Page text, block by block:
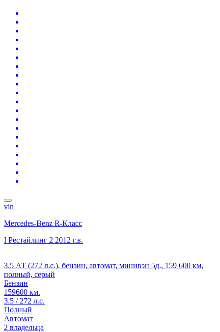
vin
Mercedes-Benz R-Класс
I Рестайлинг 2 2012 г.в.
3.5 АТ (272 л.с.), бензин, автомат, минивэн 5д., 159 600 км,
полный, серый
Бензин
159600 км.
3.5 / 272 л.с.
Полный
Автомат
2 владельца